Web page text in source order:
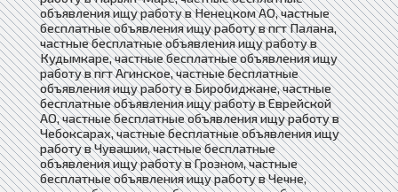
объявления ищу работу в Ненецком АО, частные
бесплатные объявления ищу работу в пгт Палана,
частные бесплатные объявления ищу работу в
Кудымкаре, частные бесплатные объявления ищу
работу в пгт Агинское, частные бесплатные
объявления ищу работу в Биробиджане, частные
бесплатные объявления ищу работу в Еврейской
АО, частные бесплатные объявления ищу работу в
Чебоксарах, частные бесплатные объявления ищу
работу в Чувашии, частные бесплатные
объявления ищу работу в Грозном, частные
бесплатные объявления ищу работу в Чечне,